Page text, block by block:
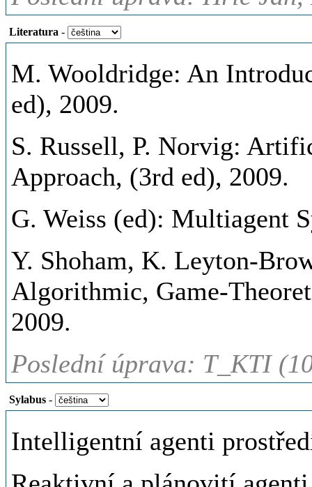
Literatura -
M. Wooldridge: An
ed), 2009.
S. Russell, P. Norvig:
Approach, (3rd ed), 2009.
G. Weiss (ed): Multiagent
Y. Shoham, K. Leyton-
Algorithmic, Game-
2009.
Poslední úprava: T_KTI
Sylabus -
Intelligentní agenti